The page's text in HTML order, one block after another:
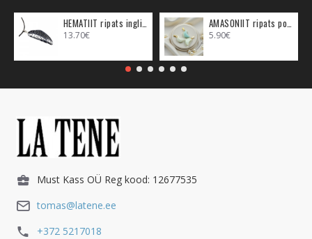
13.70€ 5.90€
Must Kass OÜ Reg kood: 12677535
tomas@latene.ee
+372 5217018